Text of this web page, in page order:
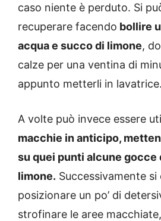
caso niente è perduto. Si
recuperare facendo bollire
acqua e succo di limone,
calze per una ventina di
appunto metterli in lavatrice.
A volte può invece essere
macchie in anticipo,
su quei punti alcune gocce
limone. Successivamente si
posizionare un po’ di
strofinare le aree